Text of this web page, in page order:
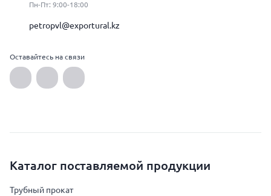
Пн-Пт: 9:00-18:00
petropvl@exportural.kz
Оставайтесь на связи
Каталог поставляемой продукции
Трубный прокат